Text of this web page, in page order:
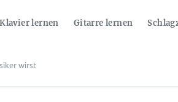
Klavier lernen Gitarre lernen
wirst